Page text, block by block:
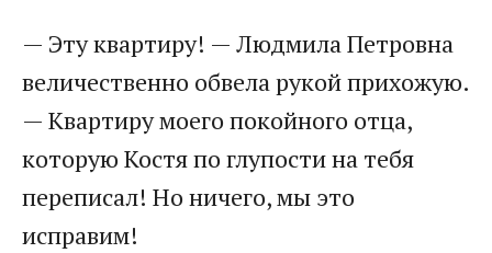
— Эту квартиру! — Людмила Петровна
величественно обвела рукой прихожую.
— Квартиру моего покойного отца,
которую Костя по глупости на тебя
переписал! Но ничего, мы это
исправим!